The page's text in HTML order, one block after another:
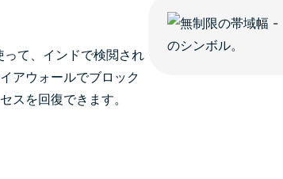
って、インドで検閲され
アウォールでブロック
スを回復できます。